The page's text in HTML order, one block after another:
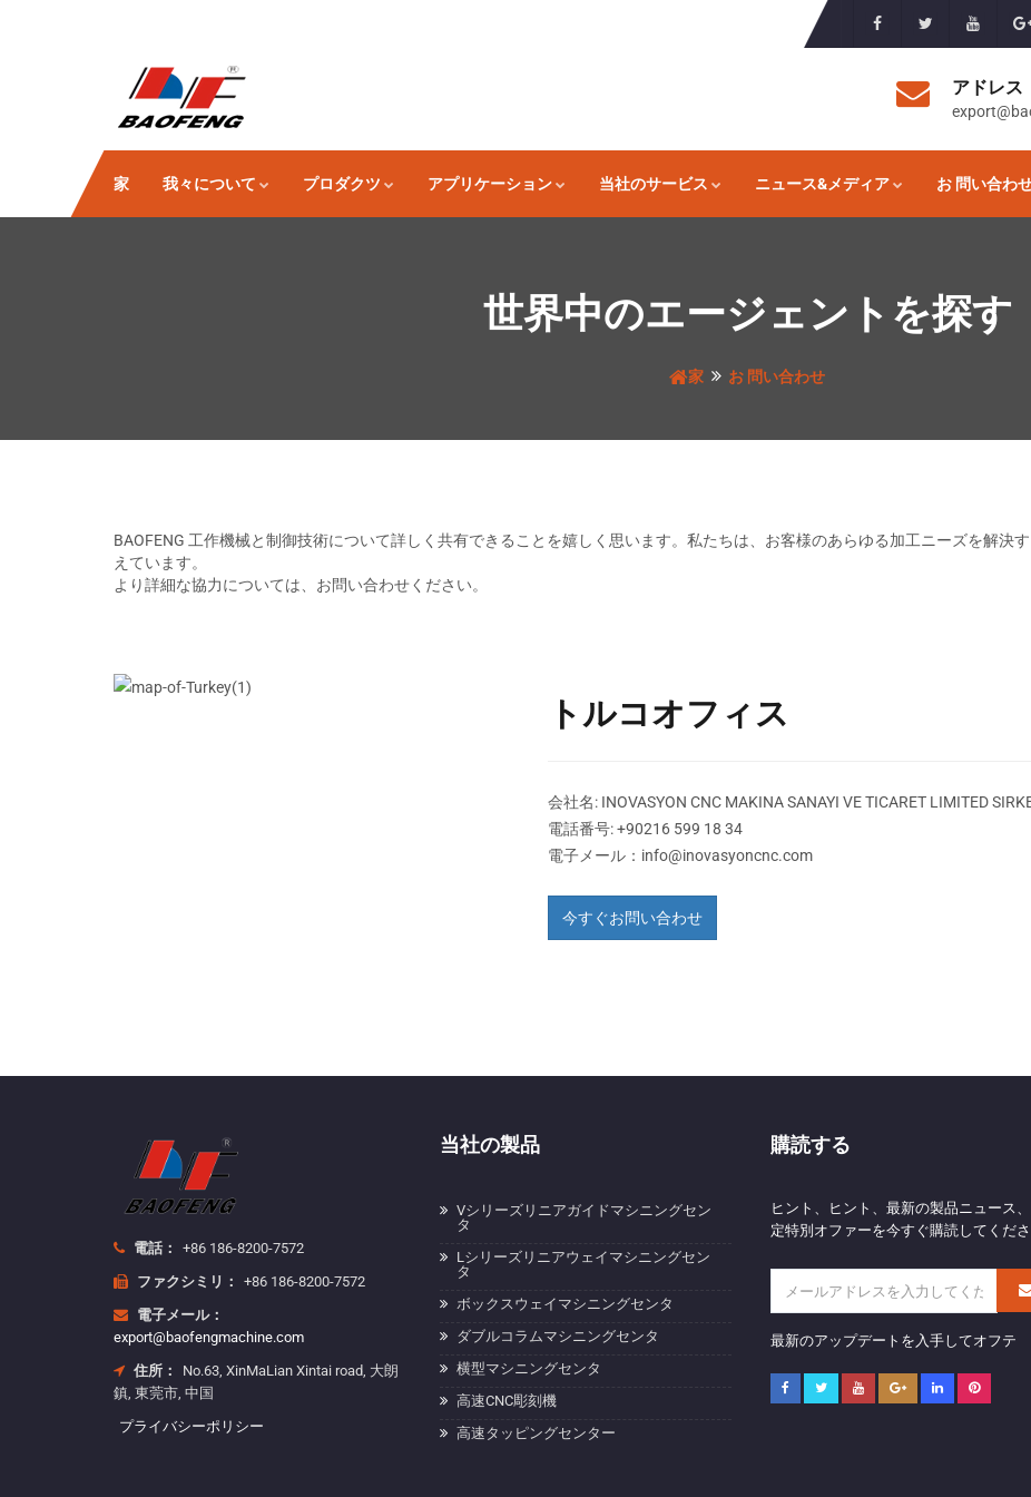
アドレス
家 我々について プロダクツ アプリケーション 当社のサービス ニュース&メディア お 問い合わ
世界中のエージェントを探す
家 お 問い合わせ
BAOFENG 工作機械と制御技術について詳しく共有できることを嬉しく思います。私たちは、お客様のあらゆる加工ニーズを解決
えています。
より詳細な協力については、お問い合わせください。
トルコオフィス
会社名: INOVASYON CNC MAKINA SANAYI VE TICARET LIMITED
電話番号: +90216 599 18 34
電子メール： info@inovasyoncnc.com
今すぐお問い合わせ
電話：
+86 186-8200-7572
ファクシミリ：
+86 186-8200-7572
電子メール：
export@baofengmachine.com
住所：
No.63, XinMaLian Xintai road, 大朗
鎮, 東莞市, 中国
プライバシーポリシー
当社の製品
Vシリーズリニアガイドマシニングセン
タ
Lシリーズリニアウェイマシニングセン
タ
ボックスウェイマシニングセンタ
ダブルコラムマシニングセンタ
横型マシニングセンタ
高速CNC彫刻機
高速タッピングセンター
購読する
ヒント、ヒント、最新の製品ニュース
定特別オファーを今すぐ購読してくだ
最新のアップデートを入手してオフテ